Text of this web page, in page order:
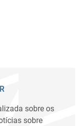
sobre os
sobre